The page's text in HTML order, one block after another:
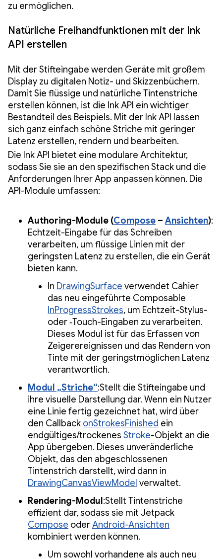
zu ermöglichen.
Natürliche Freihandfunktionen mit der Ink
API erstellen
Mit der Stifteingabe werden Geräte mit großem
Display zu digitalen Notiz- und Skizzenbüchern.
Damit Sie flüssige und natürliche Tintenstriche
erstellen können, ist die Ink API ein wichtiger
Bestandteil des Beispiels. Mit der Ink API lassen
sich ganz einfach schöne Striche mit geringer
Latenz erstellen, rendern und bearbeiten.
Die Ink API bietet eine modulare Architektur,
sodass Sie sie an den spezifischen Stack und die
Anforderungen Ihrer App anpassen können. Die
API-Module umfassen:
Authoring-Module (Compose – Ansichten):
Echtzeit-Eingabe für das Schreiben
verarbeiten, um flüssige Linien mit der
geringsten Latenz zu erstellen, die ein Gerät
bieten kann.
In DrawingSurface verwendet Cahier
das neu eingeführte Composable
InProgressStrokes, um Echtzeit-Stylus-
oder ‑Touch-Eingaben zu verarbeiten.
Dieses Modul ist für das Erfassen von
Zeigerereignissen und das Rendern von
Tinte mit der geringstmöglichen Latenz
verantwortlich.
Modul „Striche“:Stellt die Stifteingabe und
ihre visuelle Darstellung dar. Wenn ein Nutzer
eine Linie fertig gezeichnet hat, wird über
den Callback onStrokesFinished ein
endgültiges/trockenes Stroke-Objekt an die
App übergeben. Dieses unveränderliche
Objekt, das den abgeschlossenen
Tintenstrich darstellt, wird dann in
DrawingCanvasViewModel verwaltet.
Rendering-Modul :Stellt Tintenstriche
effizient dar, sodass sie mit Jetpack
Compose oderAndroid-Ansichten
kombiniert werden können.
Um sowohl vorhandene als auch neu